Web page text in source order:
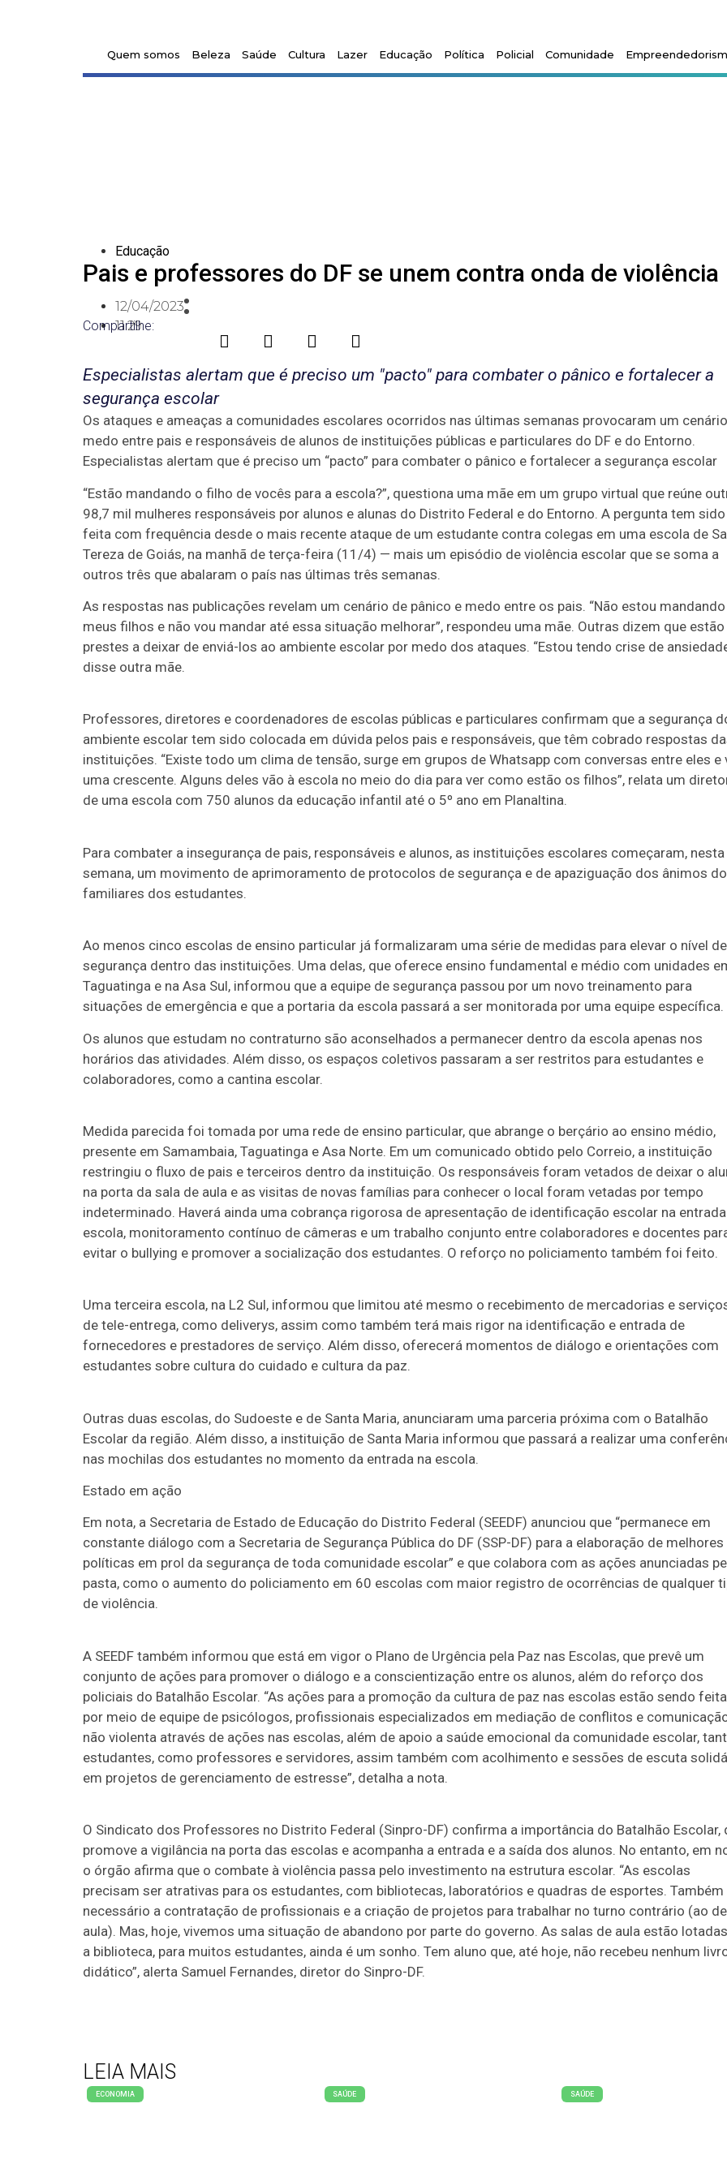
Quem somos Beleza Saúde Cultura Lazer Educação Política Policial Comunidade
Educação
Pais e professores do DF se unem contra onda de violência
12/04/2023
11:29
Compartilhe:
Especialistas alertam que é preciso um "pacto" para combater o pânico e fortalecer a
segurança escolar
Os ataques e ameaças a comunidades escolares ocorridos nas últimas semanas provocaram um
medo entre pais e responsáveis de alunos de instituições públicas e particulares do DF e do Entorno.
Especialistas alertam que é preciso um “pacto” para combater o pânico e fortalecer a segurança escolar
“Estão mandando o filho de vocês para a escola?”, questiona uma mãe em um grupo virtual que reúne
98,7 mil mulheres responsáveis por alunos e alunas do Distrito Federal e do Entorno. A pergunta tem sido
feita com frequência desde o mais recente ataque de um estudante contra colegas em uma escola de
Tereza de Goiás, na manhã de terça-feira (11/4) — mais um episódio de violência escolar que se soma a
outros três que abalaram o país nas últimas três semanas.
As respostas nas publicações revelam um cenário de pânico e medo entre os pais. “Não estou mandando
meus filhos e não vou mandar até essa situação melhorar”, respondeu uma mãe. Outras dizem que estão
prestes a deixar de enviá-los ao ambiente escolar por medo dos ataques. “Estou tendo crise de
disse outra mãe.
Professores, diretores e coordenadores de escolas públicas e particulares confirmam que a segurança
ambiente escolar tem sido colocada em dúvida pelos pais e responsáveis, que têm cobrado respostas
instituições. “Existe todo um clima de tensão, surge em grupos de Whatsapp com conversas entre eles e
uma crescente. Alguns deles vão à escola no meio do dia para ver como estão os filhos”, relata um
de uma escola com 750 alunos da educação infantil até o 5º ano em Planaltina.
Para combater a insegurança de pais, responsáveis e alunos, as instituições escolares começaram, nesta
semana, um movimento de aprimoramento de protocolos de segurança e de apaziguação dos ânimos
familiares dos estudantes.
Ao menos cinco escolas de ensino particular já formalizaram uma série de medidas para elevar o nível de
segurança dentro das instituições. Uma delas, que oferece ensino fundamental e médio com unidades
Taguatinga e na Asa Sul, informou que a equipe de segurança passou por um novo treinamento para
situações de emergência e que a portaria da escola passará a ser monitorada por uma equipe específica.
Os alunos que estudam no contraturno são aconselhados a permanecer dentro da escola apenas nos
horários das atividades. Além disso, os espaços coletivos passaram a ser restritos para estudantes e
colaboradores, como a cantina escolar.
Medida parecida foi tomada por uma rede de ensino particular, que abrange o berçário ao ensino médio,
presente em Samambaia, Taguatinga e Asa Norte. Em um comunicado obtido pelo Correio, a instituição
restringiu o fluxo de pais e terceiros dentro da instituição. Os responsáveis foram vetados de deixar o
na porta da sala de aula e as visitas de novas famílias para conhecer o local foram vetadas por tempo
indeterminado. Haverá ainda uma cobrança rigorosa de apresentação de identificação escolar na
escola, monitoramento contínuo de câmeras e um trabalho conjunto entre colaboradores e docentes
evitar o bullying e promover a socialização dos estudantes. O reforço no policiamento também foi feito.
Uma terceira escola, na L2 Sul, informou que limitou até mesmo o recebimento de mercadorias e
de tele-entrega, como deliverys, assim como também terá mais rigor na identificação e entrada de
fornecedores e prestadores de serviço. Além disso, oferecerá momentos de diálogo e orientações com
estudantes sobre cultura do cuidado e cultura da paz.
Outras duas escolas, do Sudoeste e de Santa Maria, anunciaram uma parceria próxima com o Batalhão
Escolar da região. Além disso, a instituição de Santa Maria informou que passará a realizar uma
nas mochilas dos estudantes no momento da entrada na escola.
Estado em ação
Em nota, a Secretaria de Estado de Educação do Distrito Federal (SEEDF) anunciou que “permanece em
constante diálogo com a Secretaria de Segurança Pública do DF (SSP-DF) para a elaboração de melhores
políticas em prol da segurança de toda comunidade escolar” e que colabora com as ações anunciadas
pasta, como o aumento do policiamento em 60 escolas com maior registro de ocorrências de qualquer
de violência.
A SEEDF também informou que está em vigor o Plano de Urgência pela Paz nas Escolas, que prevê um
conjunto de ações para promover o diálogo e a conscientização entre os alunos, além do reforço dos
policiais do Batalhão Escolar. “As ações para a promoção da cultura de paz nas escolas estão sendo
por meio de equipe de psicólogos, profissionais especializados em mediação de conflitos e
não violenta através de ações nas escolas, além de apoio a saúde emocional da comunidade escolar,
estudantes, como professores e servidores, assim também com acolhimento e sessões de escuta
em projetos de gerenciamento de estresse”, detalha a nota.
O Sindicato dos Professores no Distrito Federal (Sinpro-DF) confirma a importância do Batalhão Escolar,
promove a vigilância na porta das escolas e acompanha a entrada e a saída dos alunos. No entanto, em
o órgão afirma que o combate à violência passa pelo investimento na estrutura escolar. “As escolas
precisam ser atrativas para os estudantes, com bibliotecas, laboratórios e quadras de esportes. Também
necessário a contratação de profissionais e a criação de projetos para trabalhar no turno contrário (ao de
aula). Mas, hoje, vivemos uma situação de abandono por parte do governo. As salas de aula estão
a biblioteca, para muitos estudantes, ainda é um sonho. Tem aluno que, até hoje, não recebeu nenhum
didático”, alerta Samuel Fernandes, diretor do Sinpro-DF.
LEIA MAIS
ECONOMIA SAÚDE SAÚDE